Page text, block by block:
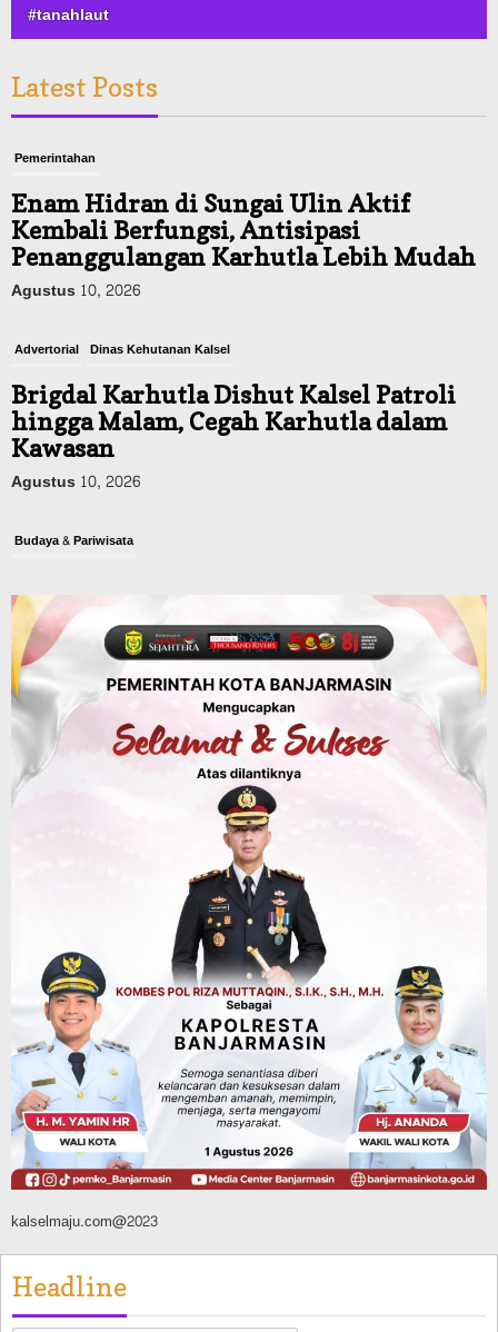
#tanahlaut
Latest Posts
Pemerintahan
Enam Hidran di Sungai Ulin Aktif
Kembali Berfungsi, Antisipasi
Penanggulangan Karhutla Lebih Mudah
Agustus 10, 2026
Advertorial Dinas Kehutanan Kalsel
Brigdal Karhutla Dishut Kalsel Patroli
hingga Malam, Cegah Karhutla dalam
Kawasan
Agustus 10, 2026
Budaya & Pariwisata
Kicau Mania Banjarmasin, Total Hadiah
Rp40 Juta
Agustus 10, 2026
Advertorial Pemkab Balangan
Rapat Paripurna Balangan Capai
Kesepakatan, Perubahan APBD 2026
Segera Diproses ke Gubernur Kalsel
Bangunan TPA Darul Falah Cempaka
Direnovasi, Dua Dekade Lebih Belum
Pernah Direhabilitasi Total
Agustus 10, 2026
kalselmaju.com@2023
Headline